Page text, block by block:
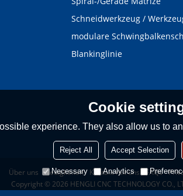
Schneidwerkzeug /
modulare
Blankinglinie
Über uns Neuigkeiten Kontakt mit uns FAQs
Copyright © 2026 HENGLI CNC TECHNOLOGY CO.,
Cookie
experience. They also allow us to
Reject All Accept Selection
Necessary Analytics